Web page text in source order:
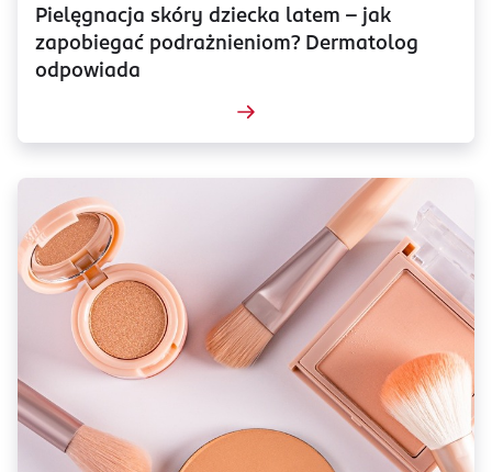
Pielęgnacja skóry dziecka latem – jak
zapobiegać podrażnieniom? Dermatolog
odpowiada